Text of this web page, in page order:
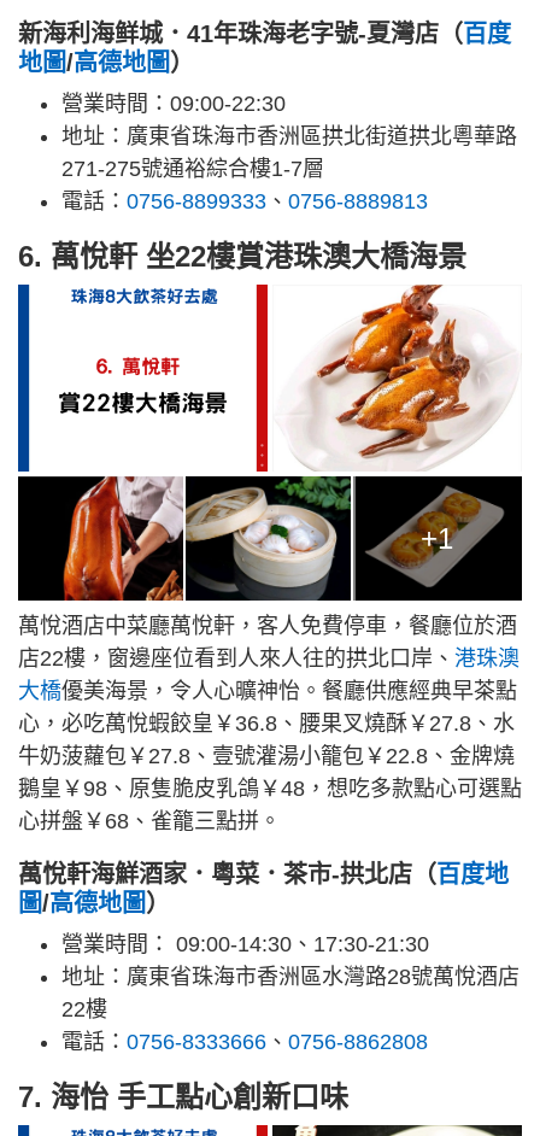
新海利海鲜城．41年珠海老字號-夏灣店（百度
地圖/高德地圖 ）
營業時間：09:00-22:30
地址：廣東省珠海市香洲區拱北街道拱北粵華路
271-275號通裕綜合樓1-7層
電話： 0756-8899333 、 0756-8889813
6. 萬悅軒 坐22樓賞港珠澳大橋海景
+1
萬悅酒店中菜廳萬悅軒，客人免費停車，餐廳位於酒
店22樓，窗邊座位看到人來人往的拱北口岸、 港珠澳
大橋優美海景，令人心曠神怡。餐廳供應經典早茶點
心，必吃萬悅蝦餃皇￥36.8、腰果叉燒酥￥27.8、水
牛奶菠蘿包￥27.8、壹號灌湯小籠包￥22.8、金牌燒
鵝皇￥98、原隻脆皮乳鴿￥48，想吃多款點心可選點
心拼盤￥68、雀籠三點拼。
萬悅軒海鮮酒家．粵菜．茶市-拱北店（百度地
圖/高德地圖 ）
營業時間： 09:00-14:30、17:30-21:30
地址：廣東省珠海市香洲區水灣路28號萬悅酒店
22樓
電話： 0756-8333666 、 0756-8862808
7. 海怡 手工點心創新口味